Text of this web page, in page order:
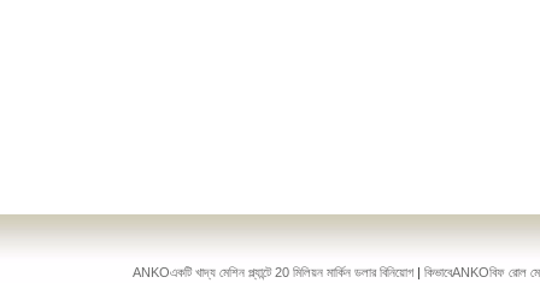
ANKOএকটি খাদ্য মেশিন প্ল্যান্টে 20 মিলিয়ন মার্কিন ডলার বিনিয়োগ |কিভাবেANKOবিফ রোল